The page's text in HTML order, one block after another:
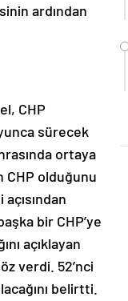
ardından
CHP
sürecek
ortaya
CHP olduğunu
bir CHP’ye
açıklayan
verdi. 52’nci
belirtti.